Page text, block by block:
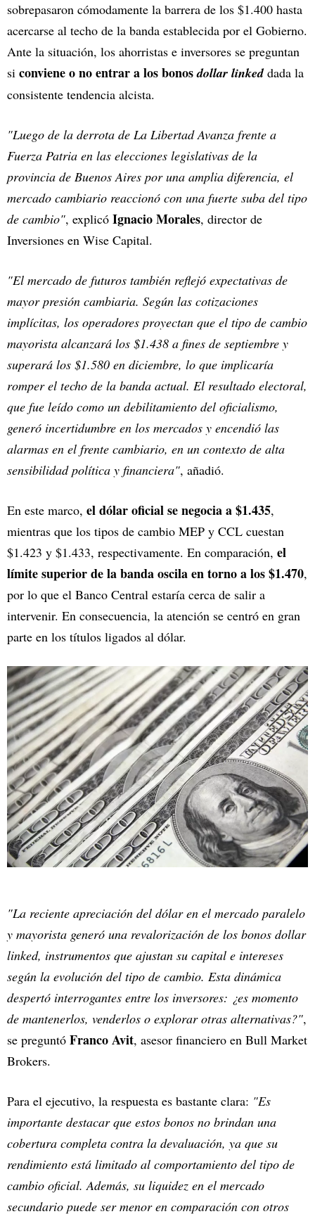
sobrepasaron cómodamente la barrera de los $1.400 hasta
acercarse al techo de la banda establecida por el Gobierno.
Ante la situación, los ahorristas e inversores se preguntan
si conviene o no entrar a los bonosdollar linked dada la
consistente tendencia alcista.
"Luego de la derrota de La Libertad Avanza frente a
Fuerza Patria en las elecciones legislativas de la
provincia de Buenos Aires por una amplia diferencia, el
mercado cambiario reaccionó con una fuerte suba del tipo
de cambio", explicó Ignacio Morales, director de
Inversiones en Wise Capital.
"El mercado de futuros también reflejó expectativas de
mayor presión cambiaria. Según las cotizaciones
implícitas, los operadores proyectan que el tipo de cambio
mayorista alcanzará los $1.438 a fines de septiembre y
superará los $1.580 en diciembre, lo que implicaría
romper el techo de la banda actual. El resultado electoral,
que fue leído como un debilitamiento del oficialismo,
generó incertidumbre en los mercados y encendió las
alarmas en el frente cambiario, en un contexto de alta
sensibilidad política y financiera", añadió.
En este marco, el dólar oficial se negocia a $1.435,
mientras que los tipos de cambio MEP y CCL cuestan
$1.423 y $1.433, respectivamente. En comparación, el
límite superior de la banda oscila en torno a los $1.470,
por lo que el Banco Central estaría cerca de salir a
intervenir. En consecuencia, la atención se centró en gran
parte en los títulos ligados al dólar.
"La reciente apreciación del dólar en el mercado paralelo
y mayorista generó una revalorización de los bonos dollar
linked, instrumentos que ajustan su capital e intereses
según la evolución del tipo de cambio. Esta dinámica
despertó interrogantes entre los inversores: ¿es momento
de mantenerlos, venderlos o explorar otras alternativas?",
se preguntó Franco Avit, asesor financiero en Bull Market
Brokers.
Para el ejecutivo, la respuesta es bastante clara: "Es
importante destacar que estos bonos no brindan una
cobertura completa contra la devaluación, ya que su
rendimiento está limitado al comportamiento del tipo de
cambio oficial. Además, su liquidez en el mercado
secundario puede ser menor en comparación con otros